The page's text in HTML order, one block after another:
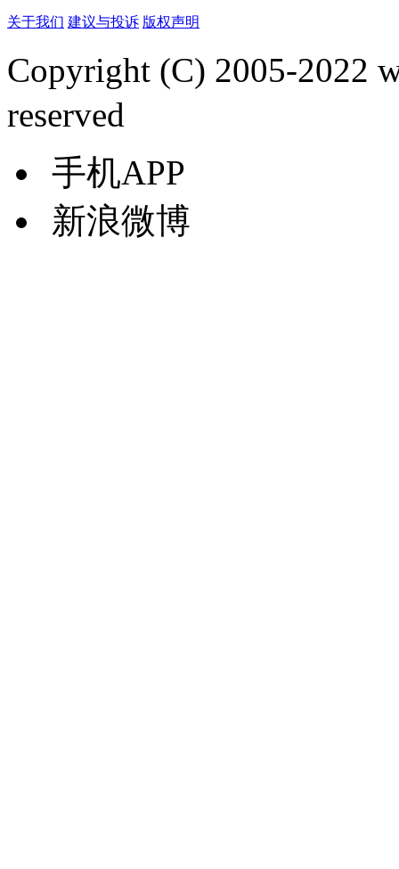
关于我们 建议与投诉 版权声明
Copyright (C) 2005-2022
reserved
手机APP
新浪微博